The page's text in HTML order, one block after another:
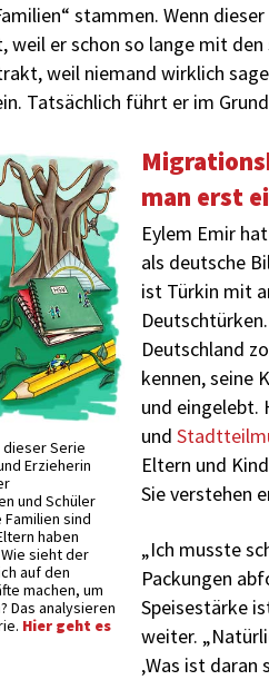
stammen. Wenn
weil er schon so lange mit
weil niemand wirklich
Tatsächlich führt er im
dieser Serie
Erzieherin
und Schüler
sind
haben
sieht der
auf den
machen, um
Das analysieren
Hier geht es
man erst
Eylem Emir
als deutsche
ist Türkin mit
Deutschland
kennen, seine
und eingelebt.
und
Eltern und
Sie verstehen
„Ich musste
Packungen
Speisestärke
weiter.
‚Was ist